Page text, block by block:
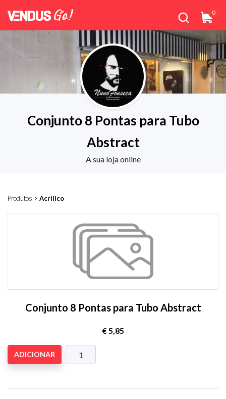
0
Conjunto 8 Pontas para Tubo
Abstract
A sua loja online
Produtos > Acrilico
Conjunto 8 Pontas para Tubo Abstract
€ 5,85
ADICIONAR